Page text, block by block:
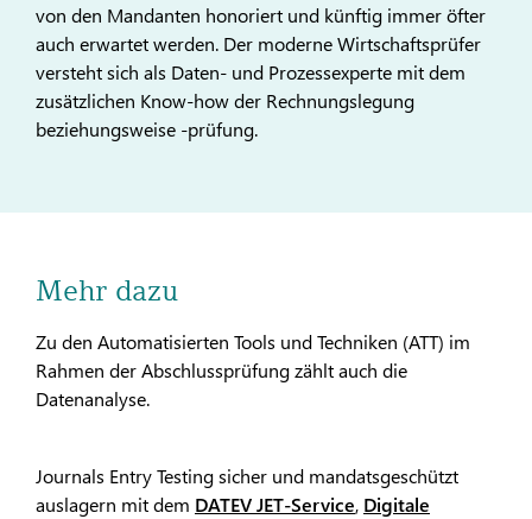
von den Mandanten honoriert und künftig immer öfter
auch erwartet werden. Der moderne Wirtschaftsprüfer
versteht sich als Daten- und Prozessexperte mit dem
zusätzlichen Know-how der Rech­nungslegung
beziehungsweise -prüfung.
Mehr dazu
Zu den Automatisierten Tools und Techniken (ATT) im
Rahmen der Abschlussprüfung zählt auch die
Datenanalyse.
Journals Entry Testing sicher und mandatsgeschützt
auslagern mit dem DATEV JET-Service, Digitale